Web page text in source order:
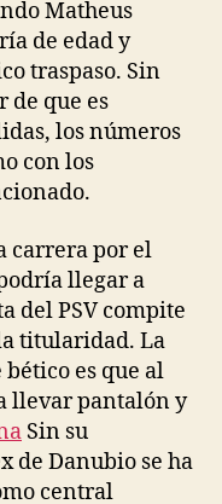
Matheus
de edad y
traspaso. Sin
de que es
los números
con los
carrera por el
llegar a
del PSV compite
titularidad. La
es que al
llevar pantalón y
Sin su
de Danubio se ha
central